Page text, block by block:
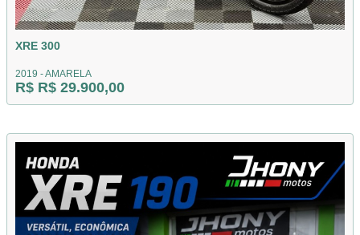
XRE 300
2019 - AMARELA
R$ R$ 29.900,00